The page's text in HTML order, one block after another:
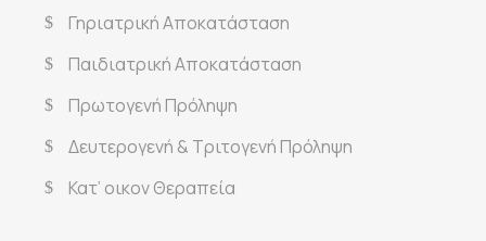
Γηριατρική Αποκατάσταση
Παιδιατρική Αποκατάσταση
Πρωτογενή Πρόληψη
Δευτερογενή & Τριτογενή Πρόληψη
Κατ’ οικον Θεραπεία